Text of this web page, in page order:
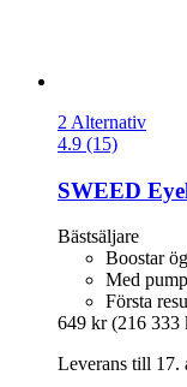
2 Alternativ
4.9 (15)
SWEED
Bästsäljare
Boostar
Med
Första
649 kr (216 333
Leverans till 17.